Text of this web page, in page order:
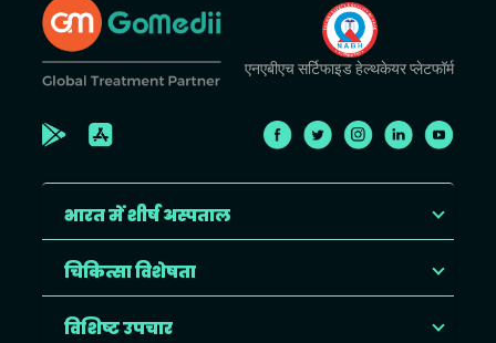
एनएबीएच सर्टिफाइड हेल्थकेयर प्लेटफॉर्म
भारत में शीर्ष अस्पताल
चिकित्सा विशेषता
विशिष्ट उपचार